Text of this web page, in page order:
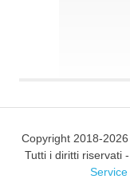
Copyright 2018-2026
Tutti i diritti riservati -
Service